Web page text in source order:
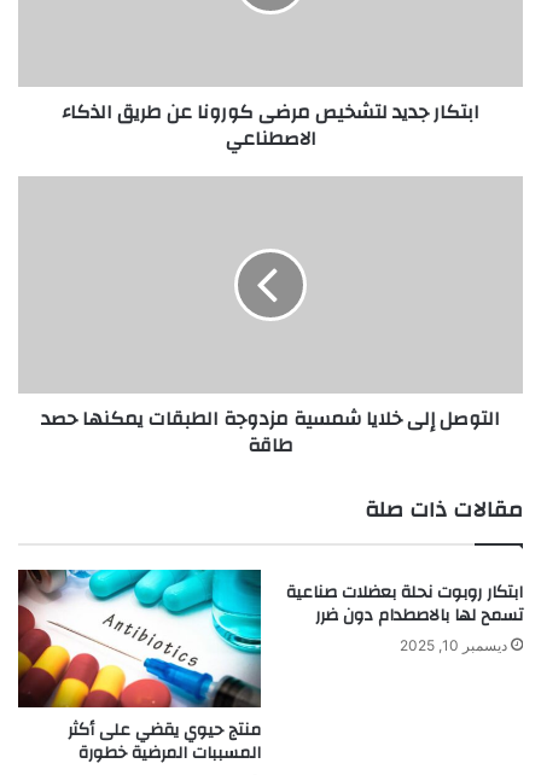
الاصطناعي
ابتكار جديد لتشخيص مرضى كورونا عن طريق الذكاء
الاصطناعي
طاقة
التوصل إلى خلايا شمسية مزدوجة الطبقات يمكنها حصد
طاقة
مقالات ذات صلة
ابتكار روبوت نحلة بعضلات صناعية
تسمح لها بالاصطدام دون ضرر
ديسمبر 10, 2025
منتج حيوي يقضي على أكثر
المسببات المرضية خطورة